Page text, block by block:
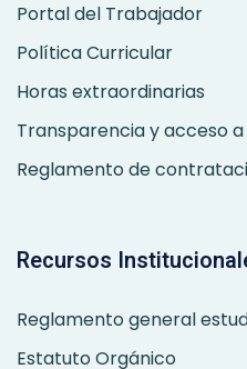
Portal del Trabajador
Política Curricular
Horas extraordinarias
Transparencia y acceso
Reglamento de
Recursos
Reglamento general
Estatuto Orgánico